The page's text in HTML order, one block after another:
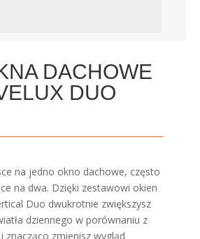
DACHOWE
DUO
na jedno okno dachowe, często
na dwa. Dzięki zestawowi okien
Duo dwukrotnie zwiększysz
dziennego w porównaniu z
znacząco zmienisz wygląd